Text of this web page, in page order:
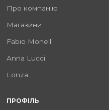
Про компанію
Магазини
Fabio Monelli
Anna Lucci
Lonza
ПРОФІЛЬ